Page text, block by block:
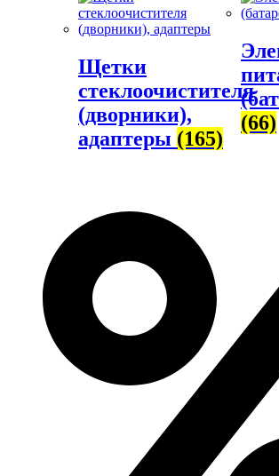
Щетки
стеклоочистителя
(дворники),
адаптеры (165)
(66)